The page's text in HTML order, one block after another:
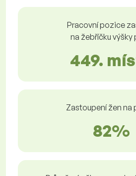
Pracovní pozice
na žebříčku výšky
449.
Zastoupení žen na
82%